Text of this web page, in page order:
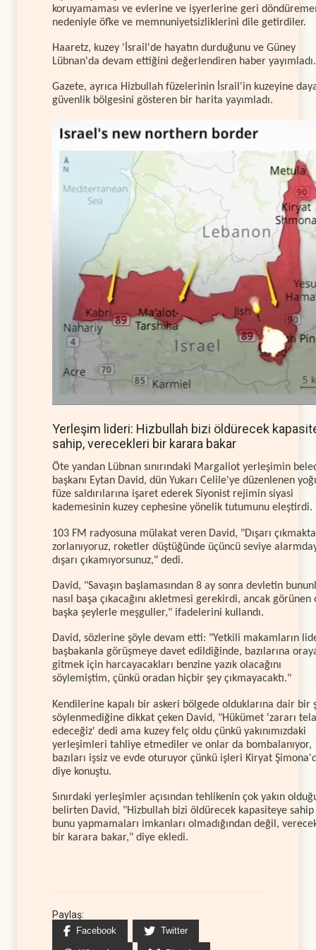
koruyamaması ve evlerine ve işyerlerine geri
nedeniyle öfke ve memnuniyetsizliklerini dile getirdiler.
Haaretz, kuzey 'İsrail'de hayatın durduğunu ve Güney
Lübnan'da devam ettiğini değerlendiren haber yayımladı.
Gazete, ayrıca Hizbullah füzelerinin İsrail'in kuzeyine
güvenlik bölgesini gösteren bir harita yayımladı.
Yerleşim lideri: Hizbullah bizi öldürecek
sahip, verecekleri bir karara bakar
Öte yandan Lübnan sınırındaki Margaliot yerleşimin
başkanı Eytan David, dün Yukarı Celile'ye düzenlenen
füze saldırılarına işaret ederek Siyonist rejimin siyasi
kademesinin kuzey cephesine yönelik tutumunu eleştirdi.
103 FM radyosuna mülakat veren David, "Dışarı çıkmakta
zorlanıyoruz, roketler düştüğünde üçüncü seviye
dışarı çıkamıyorsunuz," dedi.
David, "Savaşın başlamasından 8 ay sonra devletin
nasıl başa çıkacağını akletmesi gerekirdi, ancak görünen
başka şeylerle meşguller," ifadelerini kullandı.
David, sözlerine şöyle devam etti: "Yetkili makamların
başbakanla görüşmeye davet edildiğinde, bazılarına
gitmek için harcayacakları benzine yazık olacağını
söylemiştim, çünkü oradan hiçbir şey çıkmayacaktı."
Kendilerine kapalı bir askeri bölgede olduklarına dair bir
söylenmediğine dikkat çeken David, "Hükümet 'zararı
edeceğiz' dedi ama kuzey felç oldu çünkü yakınımızdaki
yerleşimleri tahliye etmediler ve onlar da bombalanıyor,
bazıları işsiz ve evde oturuyor çünkü işleri Kiryat
diye konuştu.
Sınırdaki yerleşimler açısından tehlikenin çok yakın
belirten David, "Hizbullah bizi öldürecek kapasiteye
bunu yapmamaları imkanları olmadığından değil,
bir karara bakar," diye ekledi.
Paylaş:
Facebook Twitter